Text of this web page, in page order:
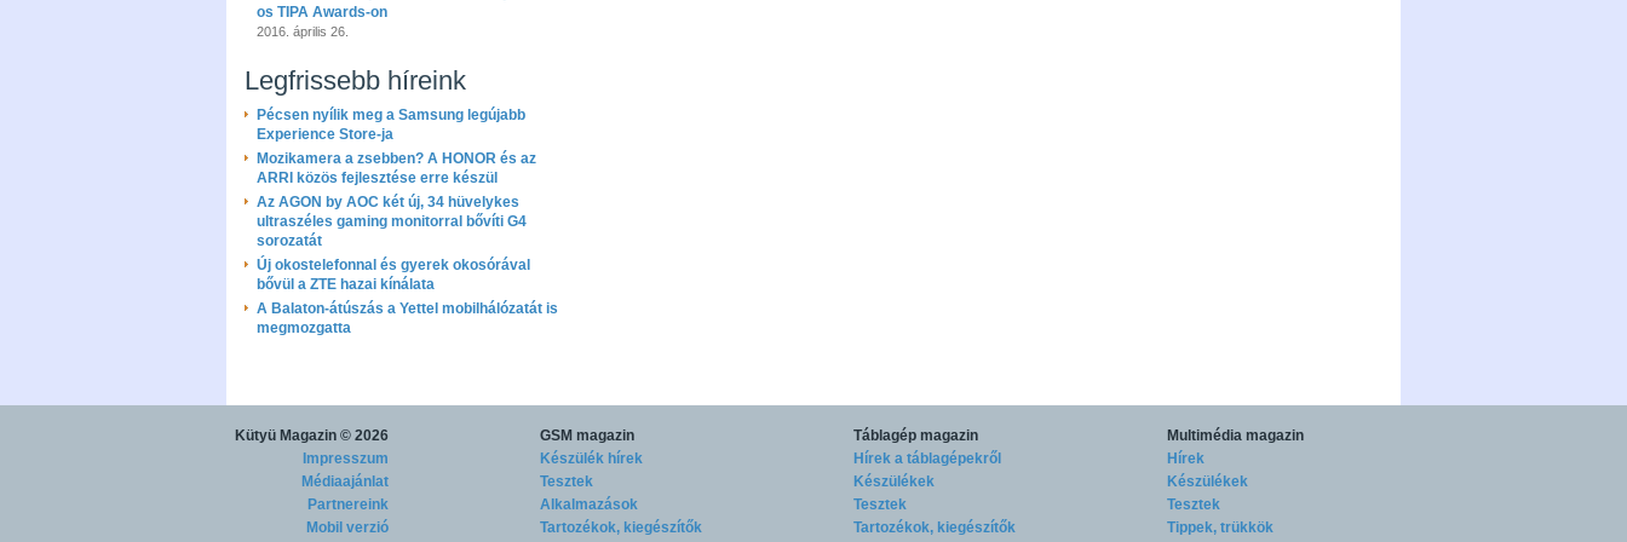
os TIPA Awards-on
2016. április 26.
Legfrissebb híreink
Pécsen nyílik meg a Samsung legújabb
Experience Store-ja
Mozikamera a zsebben? A HONOR és az
ARRI közös fejlesztése erre készül
Az AGON by AOC két új, 34 hüvelykes
ultraszéles gaming monitorral bővíti G4
sorozatát
Új okostelefonnal és gyerek okosórával
bővül a ZTE hazai kínálata
A Balaton-átúszás a Yettel mobilhálózatát is
megmozgatta
Kütyü Magazin © 2026
Impresszum
Médiaajánlat
Partnereink
Mobil verzió
GSM magazin
Készülék hírek
Tesztek
Alkalmazások
Tartozékok, kiegészítők
Táblagép magazin
Hírek a táblagépekről
Készülékek
Tesztek
Tartozékok, kiegészítők
Multimédia magazin
Hírek
Készülékek
Tesztek
Tippek, trükkök